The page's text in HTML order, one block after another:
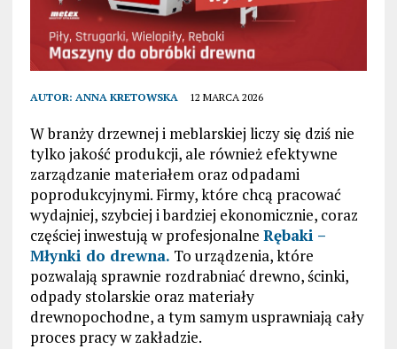
AUTOR: ANNA KRETOWSKA 12 MARCA 2026
W branży drzewnej i meblarskiej liczy się dziś nie
tylko jakość produkcji, ale również efektywne
zarządzanie materiałem oraz odpadami
poprodukcyjnymi. Firmy, które chcą pracować
wydajniej, szybciej i bardziej ekonomicznie, coraz
częściej inwestują w profesjonalne Rębaki –
Młynki do drewna. To urządzenia, które
pozwalają sprawnie rozdrabniać drewno, ścinki,
odpady stolarskie oraz materiały
drewnopochodne, a tym samym usprawniają cały
proces pracy w zakładzie.